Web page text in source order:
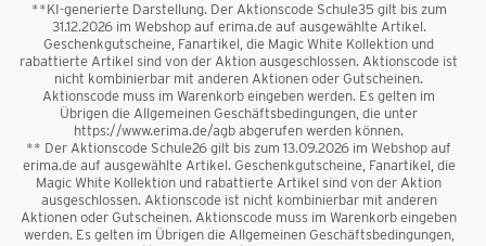
**KI-generierte Darstellung. Der Aktionscode Schule35 gilt bis zum
31.12.2026 im Webshop auf erima.de auf ausgewählte Artikel.
Geschenkgutscheine, Fanartikel, die Magic White Kollektion und
rabattierte Artikel sind von der Aktion ausgeschlossen. Aktionscode ist
nicht kombinierbar mit anderen Aktionen oder Gutscheinen.
Aktionscode muss im Warenkorb eingeben werden. Es gelten im
Übrigen die Allgemeinen Geschäftsbedingungen, die unter
https://www.erima.de/agb abgerufen werden können.
** Der Aktionscode Schule26 gilt bis zum 13.09.2026 im Webshop auf
erima.de auf ausgewählte Artikel. Geschenkgutscheine, Fanartikel, die
Magic White Kollektion und rabattierte Artikel sind von der Aktion
ausgeschlossen. Aktionscode ist nicht kombinierbar mit anderen
Aktionen oder Gutscheinen. Aktionscode muss im Warenkorb eingeben
werden. Es gelten im Übrigen die Allgemeinen Geschäftsbedingungen,